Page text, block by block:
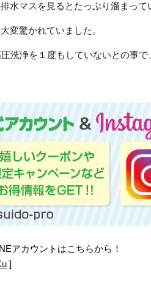
水マスを見るとたっぷり溜まって
変驚かれていました。
洗浄を１度もしていないとの事
アカウントはこちらから！
]